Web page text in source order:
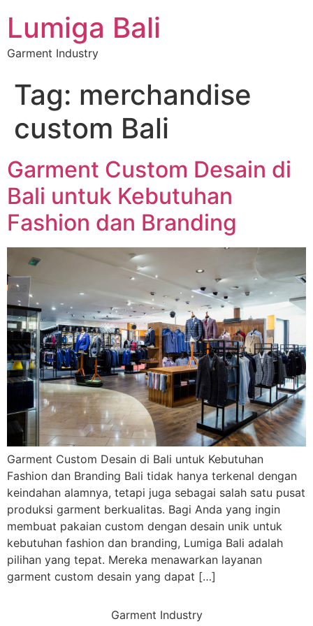
Lumiga Bali
Garment Industry
Tag: merchandise
custom Bali
Garment Custom Desain di
Bali untuk Kebutuhan
Fashion dan Branding
Garment Custom Desain di Bali untuk Kebutuhan
Fashion dan Branding Bali tidak hanya terkenal dengan
keindahan alamnya, tetapi juga sebagai salah satu pusat
produksi garment berkualitas. Bagi Anda yang ingin
membuat pakaian custom dengan desain unik untuk
kebutuhan fashion dan branding, Lumiga Bali adalah
pilihan yang tepat. Mereka menawarkan layanan
garment custom desain yang dapat […]
Garment Industry